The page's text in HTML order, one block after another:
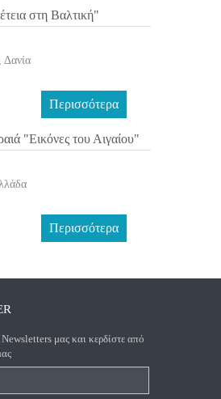
στη Βαλτική"
Περισσότερα
"Εικόνες του Αιγαίου"
Περισσότερα
μας και κερδίστε από